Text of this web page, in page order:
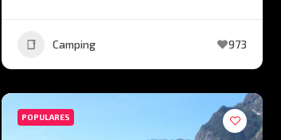
Camping 973
POPULARES